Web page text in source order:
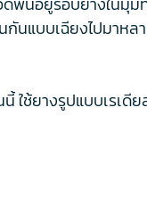
กันแบบเฉียงไปมาหล
ใช้ยางรูปแบบเรเดี